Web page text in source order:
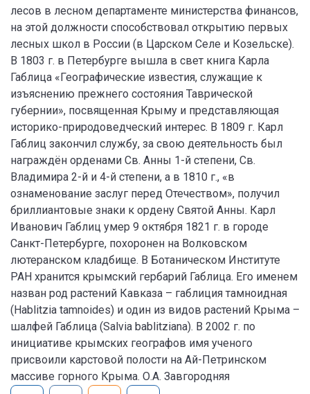
лесов в лесном департаменте министерства финансов,
на этой должности способствовал открытию первых
лесных школ в России (в Царском Селе и Козельске).
В 1803 г. в Петербурге вышла в свет книга Карла
Габлица «Географические известия, служащие к
изъяснению прежнего состояния Таврической
губернии», посвященная Крыму и представляющая
историко-природоведческий интерес. В 1809 г. Карл
Габлиц закончил службу, за свою деятельность был
награждён орденами Св. Анны 1-й степени, Св.
Владимира 2-й и 4-й степени, а в 1810 г., «в
ознаменование заслуг перед Отечеством», получил
бриллиантовые знаки к ордену Святой Анны. Карл
Иванович Габлиц умер 9 октября 1821 г. в городе
Санкт-Петербурге, похоронен на Волковском
лютеранском кладбище. В Ботаническом Институте
РАН хранится крымский гербарий Габлица. Его именем
назван род растений Кавказа – габлиция тамноидная
(Hablitzia tamnoides) и один из видов растений Крыма –
шалфей Габлица (Salvia bablitziana). В 2002 г. по
инициативе крымских географов имя ученого
присвоили карстовой полости на Ай-Петринском
массиве горного Крыма. О.А. Завгородняя